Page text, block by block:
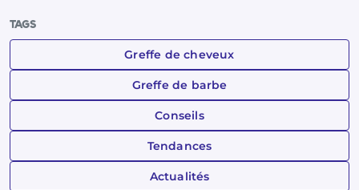
TAGS
Greffe de cheveux
Greffe de barbe
Conseils
Tendances
Actualités